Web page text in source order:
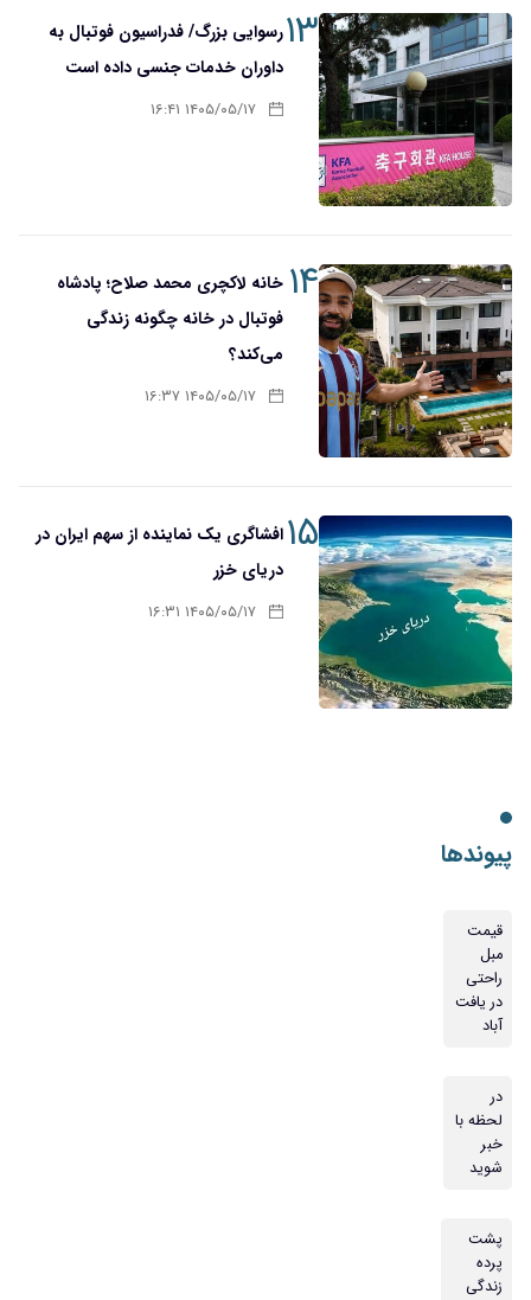
۱۳رسوایی بزرگ/ فدراسیون فوتبال به
داوران خدمات جنسی داده است
۱۴۰۵/۰۵/۱۷ ۱۶:۴۱
۱۴خانه لاکچری محمد صلاح؛ پادشاه
فوتبال در خانه چگونه زندگی
می‌کند؟
۱۴۰۵/۰۵/۱۷ ۱۶:۳۷
۱۵افشاگری یک نماینده از سهم ایران در
دریای خزر
۱۴۰۵/۰۵/۱۷ ۱۶:۳۱